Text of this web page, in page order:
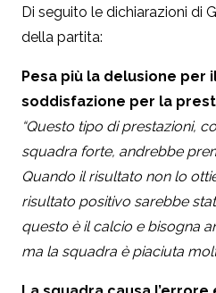
Di seguito le dichiarazioni di
della partita:
Pesa più la delusione per
soddisfazione per la
“Questo tipo di prestazioni,
squadra forte, andrebbe
Quando il risultato non lo
risultato positivo sarebbe
questo è il calcio e bisogna
ma la squadra è piaciuta